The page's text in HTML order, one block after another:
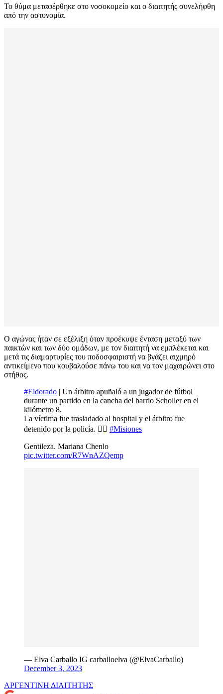
Το θύμα μεταφέρθηκε στο νοσοκομείο και ο διαιτητής συνελήφθη
από την αστυνομία.
Ο αγώνας ήταν σε εξέλιξη όταν προέκυψε ένταση μεταξύ των
παικτών και των δύο ομάδων, με τον διαιτητή να εμπλέκεται και
μετά τις διαμαρτυρίες του ποδοσφαιριστή να βγάζει αιχμηρό
αντικείμενο που κουβαλούσε πάνω του και να τον μαχαιρώνει στο
στήθος.
#Eldorado | Un árbitro apuñaló a un jugador de fútbol
durante un partido en la cancha del barrio Scholler en el
kilómetro 8.
La víctima fue trasladado al hospital y el árbitro fue
detenido por la policía. 👮‍♀️ #Misiones
Gentileza. Mariana Chenlo
pic.twitter.com/R7WnAZQemp
— Elva Carballo IG carballoelva (@ElvaCarballo)
December 3, 2023
ΑΡΓΕΝΤΙΝΗ ΔΙΑΙΤΗΤΗΣ